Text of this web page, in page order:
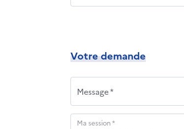
Votre demande
Message *
Ma session *